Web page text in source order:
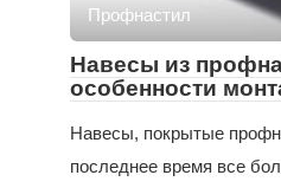
Профнастил
Навесы из
особенности
Навесы, покрытые
последнее время все